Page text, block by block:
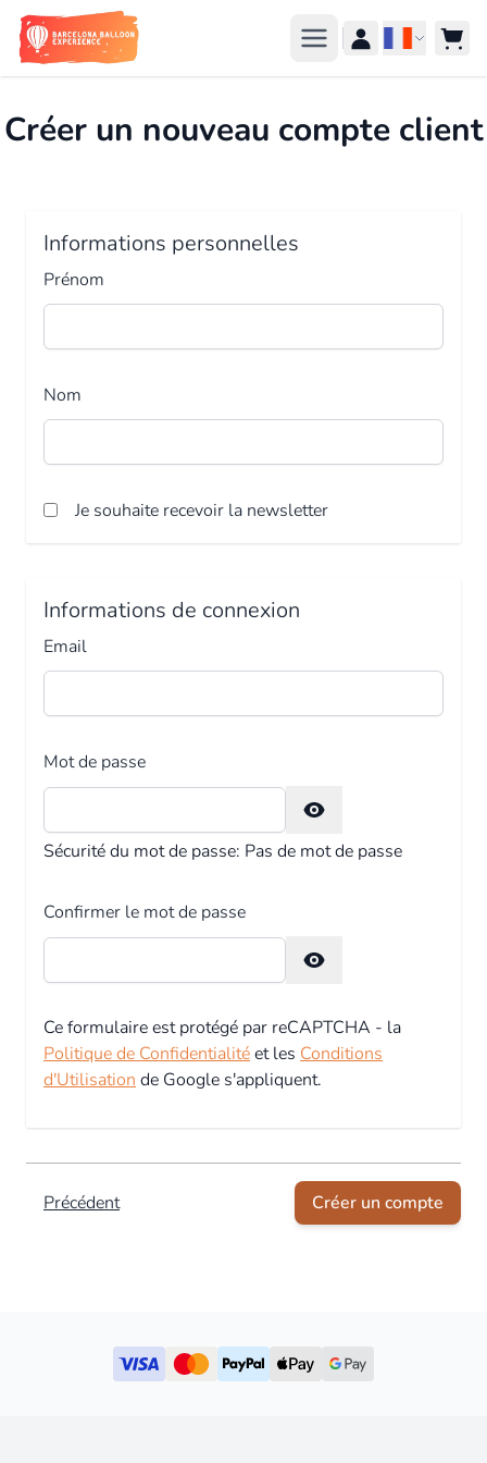
Aller au contenu
Langue
Créer un nouveau compte client
Informations personnelles
Prénom
Nom
Je souhaite recevoir la newsletter
Informations de connexion
Email
Mot de passe
Password hidden
Sécurité du mot de passe: Pas de mot de passe
Confirmer le mot de passe
Confirm password hidden
Ce formulaire est protégé par reCAPTCHA - la
Politique de Confidentialitéet les Conditions
d'Utilisation de Google s'appliquent.
Créer un compte
Précédent